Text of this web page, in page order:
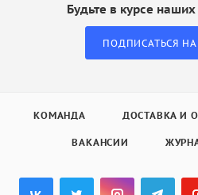
Будьте в курсе
ПОДПИСАТЬСЯ
КОМАНДА ДОСТАВКА И
ВАКАНСИИ